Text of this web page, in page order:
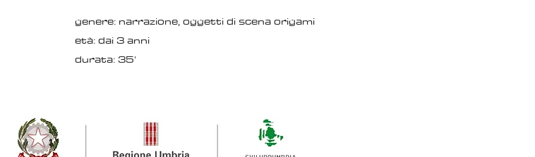
genere: narrazione, oggetti di scena origami
età: dai 3 anni
durata: 35'